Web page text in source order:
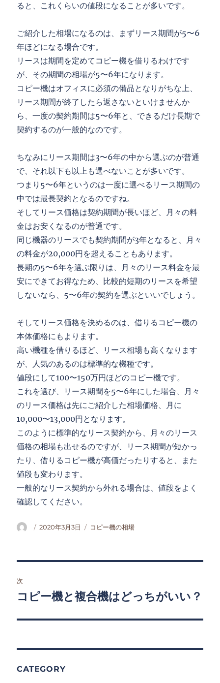
ると、これくらいの値段になることが多いです。
ご紹介した相場になるのは、まずリース期間が5〜6
年ほどになる場合です。
リースは期間を定めてコピー機を借りるわけです
が、その期間の相場が5〜6年になります。
コピー機はオフィスに必須の備品となりがちな上、
リース期間が終了したら返さないといけませんか
ら、一度の契約期間は5〜6年と、できるだけ長期で
契約するのが一般的なのです。
ちなみにリース期間は3〜6年の中から選ぶのが普通
で、それ以下も以上も選べないことが多いです。
つまり5〜6年というのは一度に選べるリース期間の
中では最長契約となるのですね。
そしてリース価格は契約期間が長いほど、月々の料
金はお安くなるのが普通です。
同じ機器のリースでも契約期間が3年となると、月々
の料金が20,000円を超えることもあります。
長期の5〜6年を選ぶ限りは、月々のリース料金を最
安にできてお得なため、比較的短期のリースを希望
しないなら、5〜6年の契約を選ぶといいでしょう。
そしてリース価格を決めるのは、借りるコピー機の
本体価格にもよります。
高い機種を借りるほど、リース相場も高くなります
が、人気のあるのは標準的な機種です。
値段にして100〜150万円ほどのコピー機です。
これを選び、リース期間を5〜6年にした場合、月々
のリース価格は先にご紹介した相場価格、月に
10,000〜13,000円となります。
このように標準的なリース契約から、月々のリース
価格の相場も出せるのですが、リース期間が短かっ
たり、借りるコピー機が高価だったりすると、また
値段も変わります。
一般的なリース契約から外れる場合は、値段をよく
確認してください。
投 投
2020年3月3日
カ
コピー機の相場
稿
ゲ
ー
次
次
投
コピー機と複合機はどっちがいい？
CATEGORY